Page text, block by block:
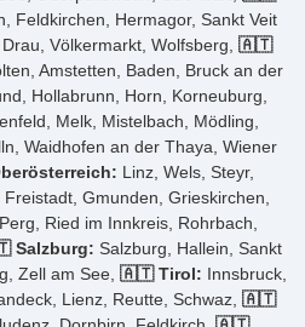
Feldkirchen, Hermagor, Sankt Veit
Völkermarkt, Wolfsberg, 🇦🇹
Amstetten, Baden, Bruck an der
Hollabrunn, Horn, Korneuburg,
Melk, Mistelbach, Mödling,
Waidhofen an der Thaya, Wiener
Linz, Wels, Steyr,
Gmunden, Grieskirchen,
Ried im Innkreis, Rohrbach,
Salzburg: Salzburg, Hallein, Sankt
Zell am See, 🇦🇹 Tirol: Innsbruck,
Lienz, Reutte, Schwaz, 🇦🇹